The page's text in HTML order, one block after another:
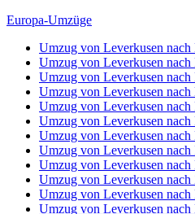
Europa-Umzüge
Umzug von Leverkusen nach
Umzug von Leverkusen nach
Umzug von Leverkusen nach
Umzug von Leverkusen nach
Umzug von Leverkusen nach
Umzug von Leverkusen nach
Umzug von Leverkusen
Umzug von Leverkusen nach
Umzug von Leverkusen nach
Umzug von Leverkusen nach
Umzug von Leverkusen nach
Umzug von Leverkusen nach